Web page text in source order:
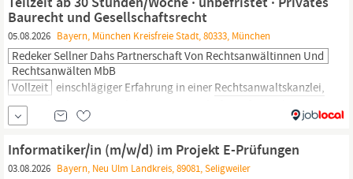
Baurecht und Gesellschaftsrecht
05.08.2026 Bayern, München Kreisfreie Stadt, 80333, München
Redeker Sellner Dahs Partnerschaft Von Rechtsanwältinnen Und
Rechtsanwälten MbB
Vollzeit einschlägiger Erfahrung in einer Rechtsanwaltskanzlei,
Rechtsabteilung,
vergleichbaren professionellen Umfeld.; Eine Zusatzqualifikation
willkommen und wird bei Aufgabenverteilung,...
Informatiker/in (m/w/d) im Projekt E-Prüfungen
03.08.2026 Bayern, Neu Ulm Landkreis, 89081, Seligweiler